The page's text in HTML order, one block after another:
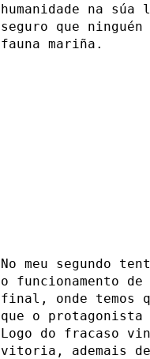
humanidade na
seguro que
fauna mariña.
No meu segundo
o funcionamento
final, onde temos
que o
Logo do fracaso
vitoria, ademais de